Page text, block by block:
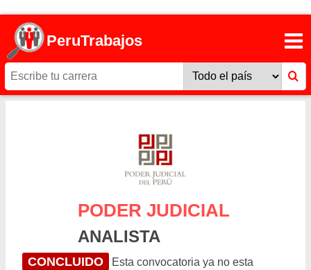
PeruTrabajos
PODER JUDICIAL
ANALISTA
CONCLUIDO
Esta convocatoria ya no esta